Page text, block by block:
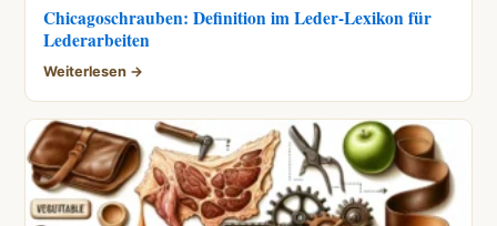
Chicagoschrauben: Definition im Leder-Lexikon für
Lederarbeiten
Weiterlesen →